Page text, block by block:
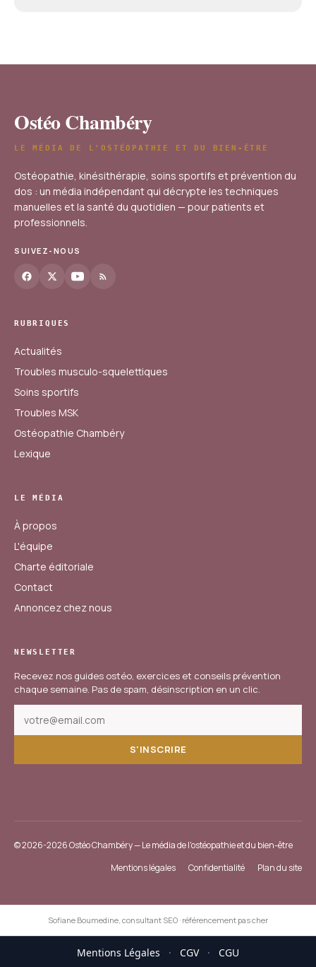
Ostéo Chambéry
LE MÉDIA DE L'OSTÉOPATHIE ET DU BIEN-ÊTRE
Ostéopathie, kinésithérapie, soins sportifs et prévention du
dos : un média indépendant qui décrypte les techniques
manuelles et la santé du quotidien — pour patients et
professionnels.
SUIVEZ-NOUS
RUBRIQUES
Actualités
Troubles musculo-squelettiques
Soins sportifs
Troubles MSK
Ostéopathie Chambéry
Lexique
LE MÉDIA
À propos
L'équipe
Charte éditoriale
Contact
Annoncez chez nous
NEWSLETTER
Recevez nos guides ostéo, exercices et conseils prévention
chaque semaine. Pas de spam, désinscription en un clic.
S'INSCRIRE
© 2026-2026 Ostéo Chambéry — Le média de l'ostéopathie et du bien-être
Mentions légales
Confidentialité Plan du site
Sofiane Boumedine, consultant SEO · référencement pas cher
Mentions Légales · CGV · CGU